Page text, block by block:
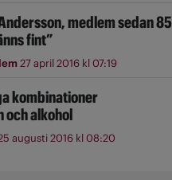
medlem sedan 85
fint”
27 april 2016 kl 07:19
kombinationer
och alkohol
augusti 2016 kl 08:20